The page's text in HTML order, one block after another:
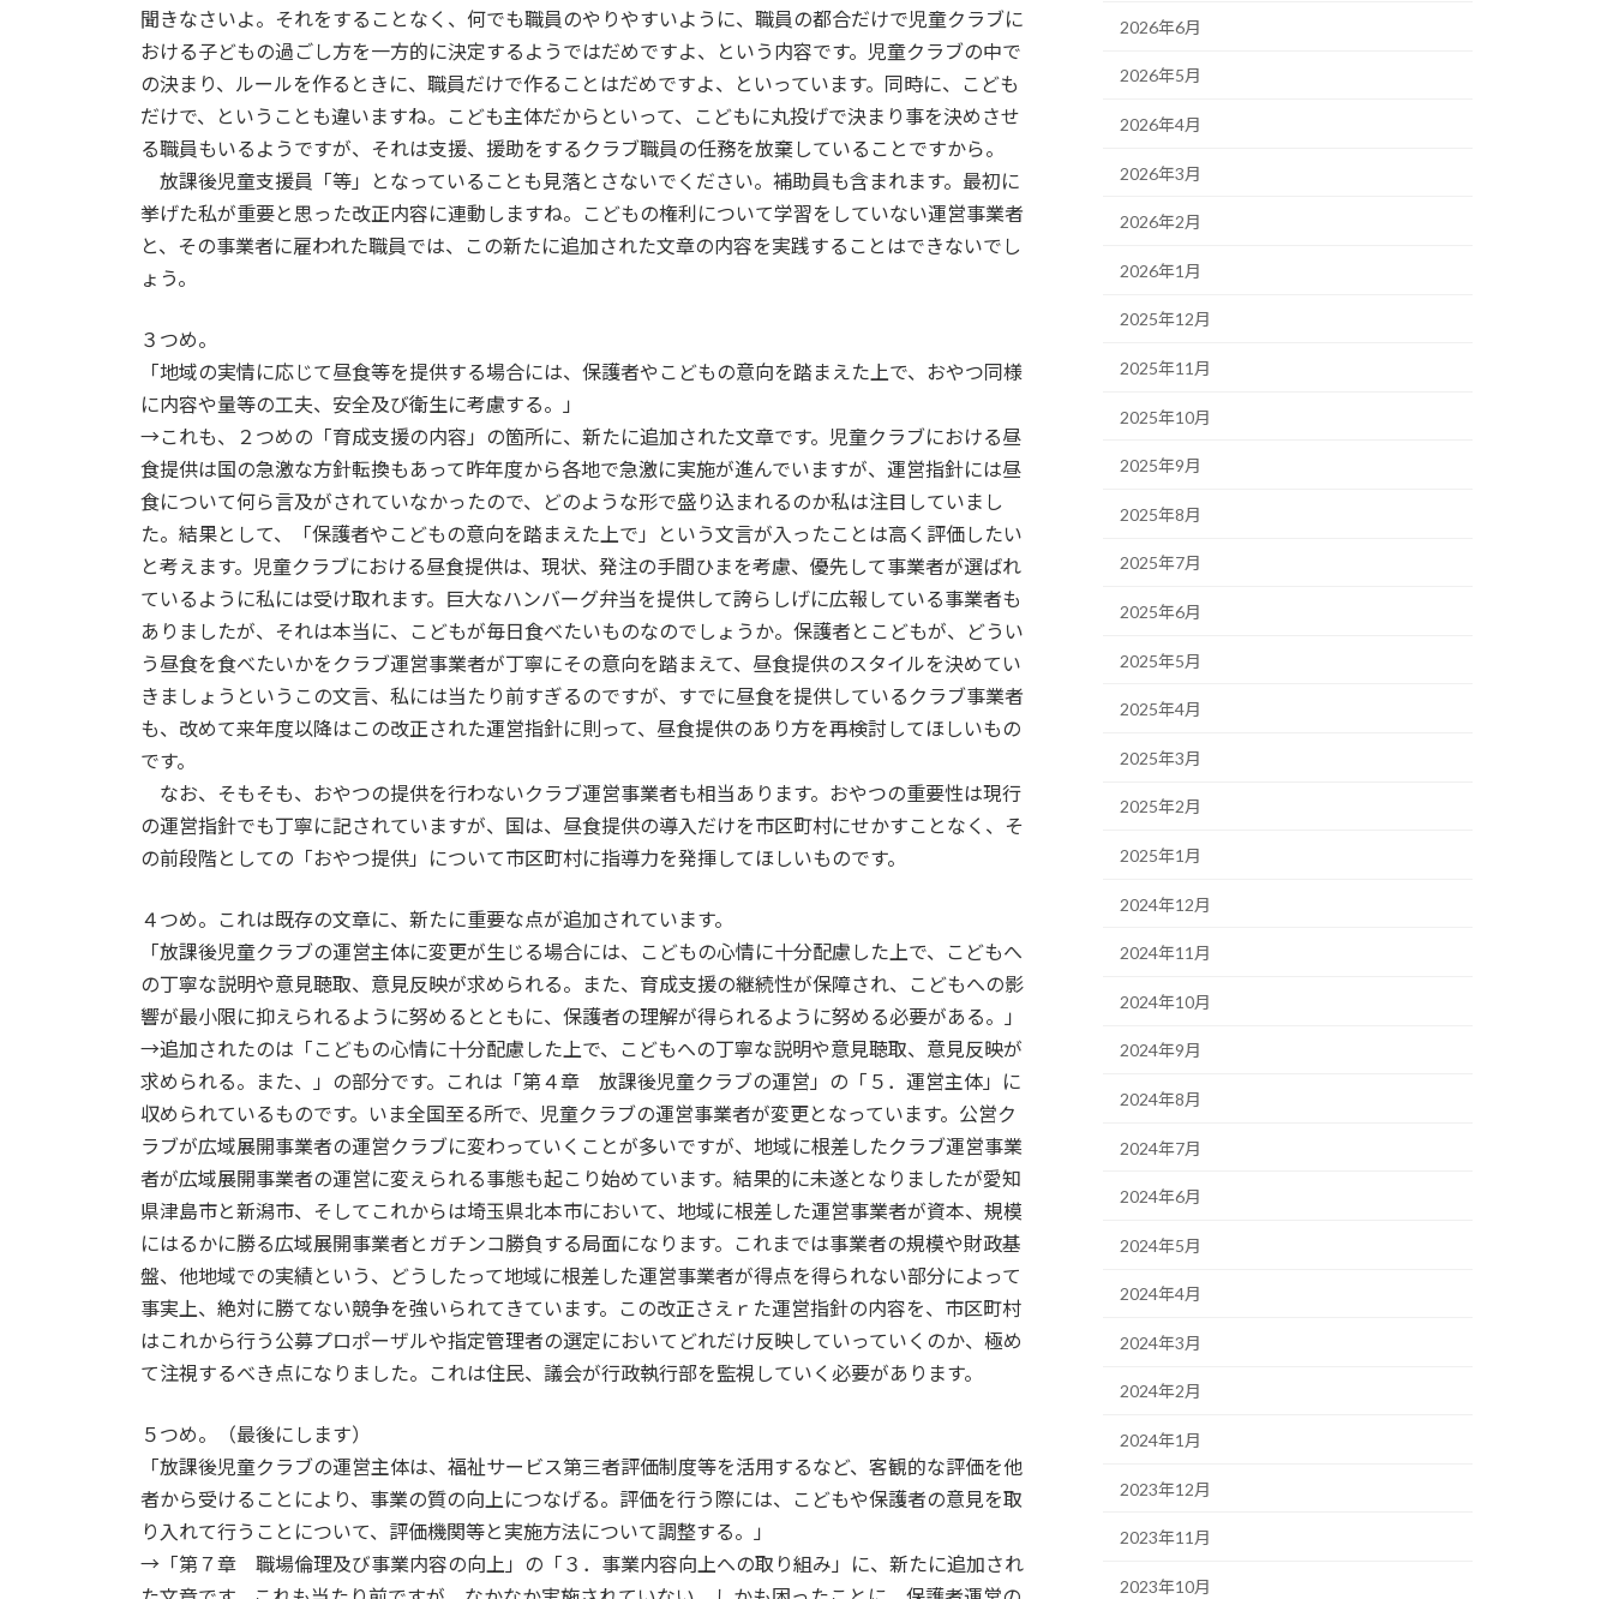
聞きなさいよ。それをすることなく、何でも職員のやりやすいように、職員の都合だけで児童クラブに
おける子どもの過ごし方を一方的に決定するようではだめですよ、という内容です。児童クラブの中で
の決まり、ルールを作るときに、職員だけで作ることはだめですよ、といっています。同時に、こども
だけで、ということも違いますね。こども主体だからといって、こどもに丸投げで決まり事を決めさせ
る職員もいるようですが、それは支援、援助をするクラブ職員の任務を放棄していることですから。
放課後児童支援員「等」となっていることも見落とさないでください。補助員も含まれます。最初に
挙げた私が重要と思った改正内容に連動しますね。こどもの権利について学習をしていない運営事業者
と、その事業者に雇われた職員では、この新たに追加された文章の内容を実践することはできないでし
ょう。
３つめ。
「地域の実情に応じて昼食等を提供する場合には、保護者やこどもの意向を踏まえた上で、おやつ同様
に内容や量等の工夫、安全及び衛生に考慮する。」
→これも、２つめの「育成支援の内容」の箇所に、新たに追加された文章です。児童クラブにおける昼
食提供は国の急激な方針転換もあって昨年度から各地で急激に実施が進んでいますが、運営指針には昼
食について何ら言及がされていなかったので、どのような形で盛り込まれるのか私は注目していまし
た。結果として、「保護者やこどもの意向を踏まえた上で」という文言が入ったことは高く評価したい
と考えます。児童クラブにおける昼食提供は、現状、発注の手間ひまを考慮、優先して事業者が選ばれ
ているように私には受け取れます。巨大なハンバーグ弁当を提供して誇らしげに広報している事業者も
ありましたが、それは本当に、こどもが毎日食べたいものなのでしょうか。保護者とこどもが、どうい
う昼食を食べたいかをクラブ運営事業者が丁寧にその意向を踏まえて、昼食提供のスタイルを決めてい
きましょうというこの文言、私には当たり前すぎるのですが、すでに昼食を提供しているクラブ事業者
も、改めて来年度以降はこの改正された運営指針に則って、昼食提供のあり方を再検討してほしいもの
です。
なお、そもそも、おやつの提供を行わないクラブ運営事業者も相当あります。おやつの重要性は現行
の運営指針でも丁寧に記されていますが、国は、昼食提供の導入だけを市区町村にせかすことなく、そ
の前段階としての「おやつ提供」について市区町村に指導力を発揮してほしいものです。
４つめ。これは既存の文章に、新たに重要な点が追加されています。
「放課後児童クラブの運営主体に変更が生じる場合には、こどもの心情に十分配慮した上で、こどもへ
の丁寧な説明や意見聴取、意見反映が求められる。また、育成支援の継続性が保障され、こどもへの影
響が最小限に抑えられるように努めるとともに、保護者の理解が得られるように努める必要がある。」
→追加されたのは「こどもの心情に十分配慮した上で、こどもへの丁寧な説明や意見聴取、意見反映が
求められる。また、」の部分です。これは「第４章 放課後児童クラブの運営」の「５．運営主体」に
収められているものです。いま全国至る所で、児童クラブの運営事業者が変更となっています。公営ク
ラブが広域展開事業者の運営クラブに変わっていくことが多いですが、地域に根差したクラブ運営事業
者が広域展開事業者の運営に変えられる事態も起こり始めています。結果的に未遂となりましたが愛知
県津島市と新潟市、そしてこれからは埼玉県北本市において、地域に根差した運営事業者が資本、規模
にはるかに勝る広域展開事業者とガチンコ勝負する局面になります。これまでは事業者の規模や財政基
盤、他地域での実績という、どうしたって地域に根差した運営事業者が得点を得られない部分によって
事実上、絶対に勝てない競争を強いられてきています。この改正さえｒた運営指針の内容を、市区町村
はこれから行う公募プロポーザルや指定管理者の選定においてどれだけ反映していっていくのか、極め
て注視するべき点になりました。これは住民、議会が行政執行部を監視していく必要があります。
５つめ。（最後にします）
「放課後児童クラブの運営主体は、福祉サービス第三者評価制度等を活用するなど、客観的な評価を他
者から受けることにより、事業の質の向上につなげる。評価を行う際には、こどもや保護者の意見を取
り入れて行うことについて、評価機関等と実施方法について調整する。」
→「第７章 職場倫理及び事業内容の向上」の「３．事業内容向上への取り組み」に、新たに追加され
2026年6月
2026年5月
2026年4月
2026年3月
2026年2月
2026年1月
2025年12月
2025年11月
2025年10月
2025年9月
2025年8月
2025年7月
2025年6月
2025年5月
2025年4月
2025年3月
2025年2月
2025年1月
2024年12月
2024年11月
2024年10月
2024年9月
2024年8月
2024年7月
2024年6月
2024年5月
2024年4月
2024年3月
2024年2月
2024年1月
2023年12月
2023年11月
2023年10月